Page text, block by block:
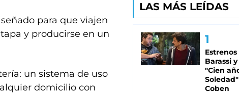
para que viajen
y producirse en un
un sistema de uso
domicilio con
LAS MÁS LEÍDAS
Estrenos
Barassi
"Cien
Coben